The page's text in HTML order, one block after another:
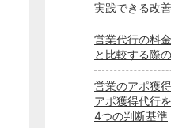
実践できる改
営業代行の料
と比較する際
営業のアポ獲
アポ獲得代行
4つの判断基準